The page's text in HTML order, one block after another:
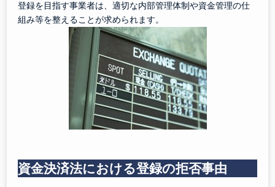
登録を目指す事業者は、適切な内部管理体制や資金管理の仕
組み等を整えることが求められます。
資金決済法における登録の拒否事由